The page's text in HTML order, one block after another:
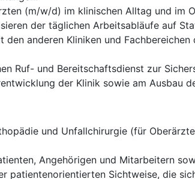
(m/w/d) im klinischen Alltag und im
der täglichen Arbeitsabläufe auf
anderen Kliniken und
Ruf- und Bereitschaftsdienst zur
der Klinik sowie am Ausbau
und Unfallchirurgie (für
Angehörigen und Mitarbeitern
patientenorientierten Sichtweise, die